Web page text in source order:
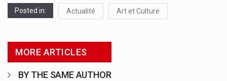
Posted in: Actualité Art et Culture
MORE ARTICLES
BY THE SAME AUTHOR